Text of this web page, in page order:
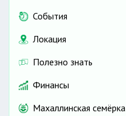
События
Локация
Полезно знать
Финансы
Махаллинская семёрка